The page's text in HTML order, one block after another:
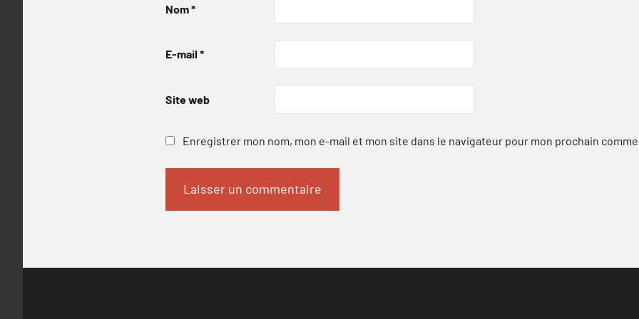
Nom*
E-mail *
Site web
Enregistrer mon nom, mon e-mail et mon site dans le navigateur pour mon prochain